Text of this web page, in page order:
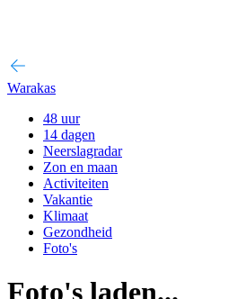
Warakas
48 uur
14 dagen
Neerslagradar
Zon en maan
Activiteiten
Vakantie
Klimaat
Gezondheid
Foto's
Foto's laden...